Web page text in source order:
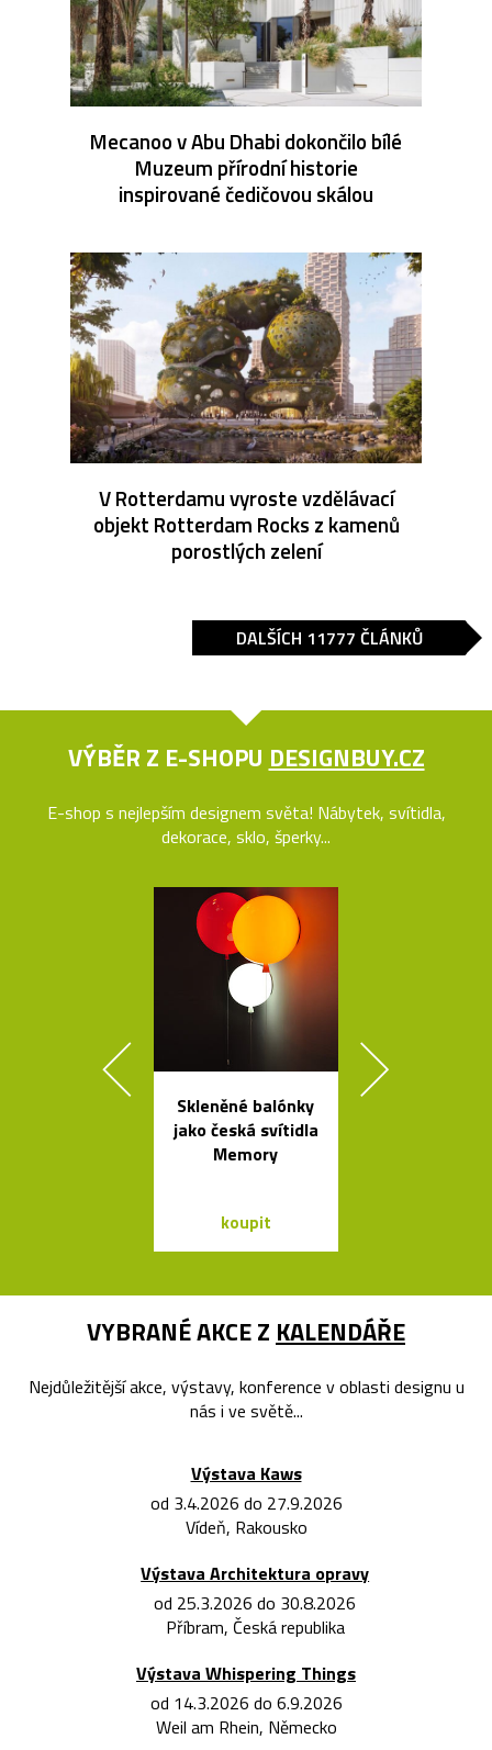
Mecanoo v Abu Dhabi dokončilo bílé
Muzeum přírodní historie
inspirované čedičovou skálou
V Rotterdamu vyroste vzdělávací
objekt Rotterdam Rocks z kamenů
porostlých zelení
DALŠÍCH 11777 ČLÁNKŮ
VÝBĚR Z E-SHOPU DESIGNBUY.CZ
E-shop s nejlepším designem světa! Nábytek, svítidla,
dekorace, sklo, šperky...
Skleněné balónky
jako česká svítidla
Memory
koupit
VYBRANÉ AKCE Z KALENDÁŘE
Nejdůležitější akce, výstavy, konference v oblasti designu u
nás i ve světě...
Výstava Kaws
od 3.4.2026 do 27.9.2026
Vídeň, Rakousko
Výstava Architektura opravy
od 25.3.2026 do 30.8.2026
Příbram, Česká republika
Výstava Whispering Things
od 14.3.2026 do 6.9.2026
Weil am Rhein, Německo